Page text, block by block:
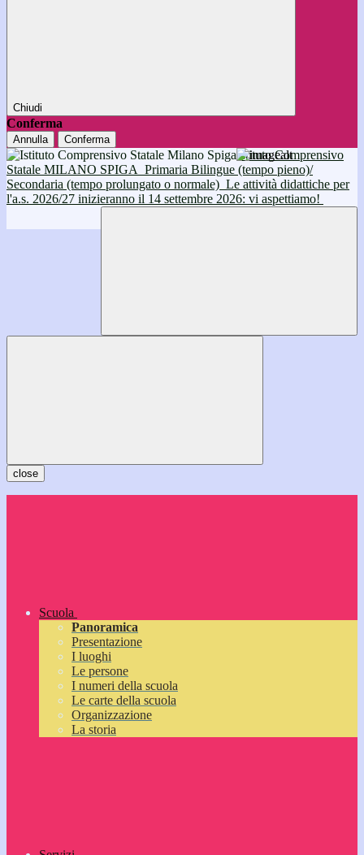
Chiudi
Conferma
Annulla Conferma
Istituto Comprensivo
Statale MILANO SPIGA Primaria Bilingue (tempo pieno)/
Secondaria (tempo prolungato o normale) Le attività didattiche per
l'a.s. 2026/27 inizieranno il 14 settembre 2026: vi aspettiamo!
close
Scuola
Panoramica
Presentazione
I luoghi
Le persone
I numeri della scuola
Le carte della scuola
Organizzazione
La storia